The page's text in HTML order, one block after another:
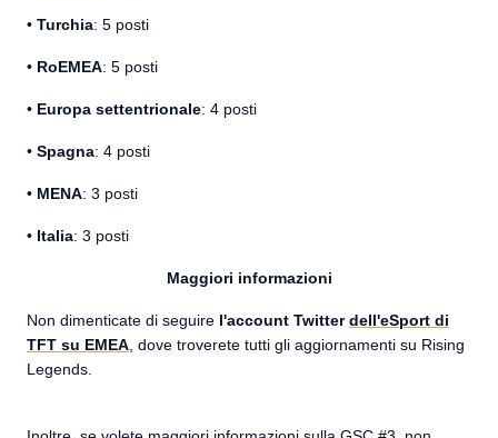
• Turchia: 5 posti
• RoEMEA: 5 posti
• Europa settentrionale: 4 posti
• Spagna: 4 posti
• MENA: 3 posti
• Italia: 3 posti
Maggiori informazioni
Non dimenticate di seguire l'account Twitterdell'eSport di
TFT su EMEA , dove troverete tutti gli aggiornamenti su Rising
Legends.